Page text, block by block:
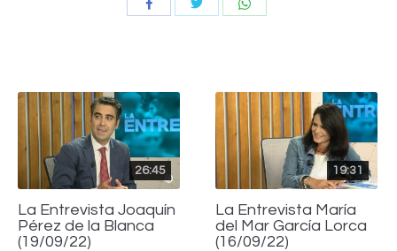
CompartirCompartir
26:45
La Entrevista Joaquín
Pérez de la Blanca
(19/09/22)
19:31
La Entrevista María
del Mar García Lorca
(16/09/22)